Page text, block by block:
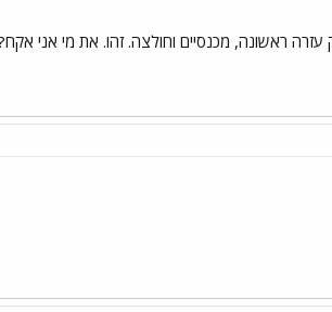
ראשונה, מכנסיים וחולצה. זהו. את מי אני